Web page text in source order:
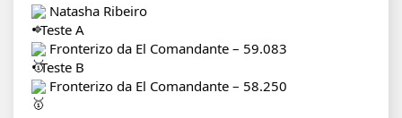
Natasha Ribeiro
• Teste A
Fronterizo da El Comandante – 59.083
• Teste B
Fronterizo da El Comandante – 58.250